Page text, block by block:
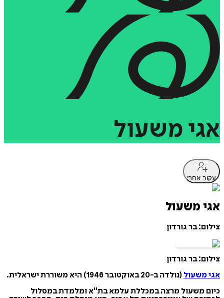
אגי משעול
עקוב אחרי
אגי משעול
צילום: בר גורדון
צילום: בר גורדון
אגי משעול (נולדה ב-20 באוקטובר 1946) היא משוררת ישראלית.
כיום משעול מרצה במכללת עלמא בת"א ומלמדת במסלול